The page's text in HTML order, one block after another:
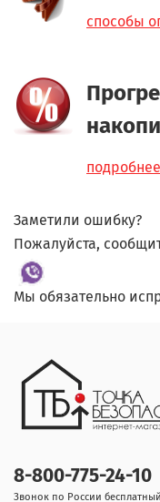
способы
подробнее
Заметили ошибку?
Пожалуйста,
Мы обязательно
8-800-775-24-10
Звонок по России бесплатный